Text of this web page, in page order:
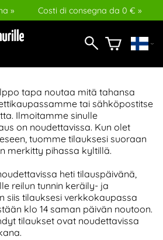
» Costi di consegna da 0 € »
tapa noutaa mitä tahansa
tai sähköpostitse
Ilmoitamme sinulle
on noudettavissa. Kun olet
tuomme tilauksesi suoraan
merkitty pihassa kyltillä.
heti tilauspäivänä,
reilun tunnin keräily- ja
siis tilauksesi verkkokaupassa
klo 14 saman päivän noutoon.
tilaukset ovat noudettavissa